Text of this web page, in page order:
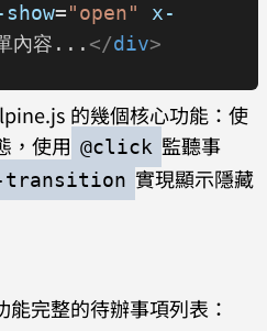
="open"
x-
內容... </div>
的幾個核心功能：使
，使用 @click 監聽事
transition 實現顯示隱藏
完整的待辦事項列表：